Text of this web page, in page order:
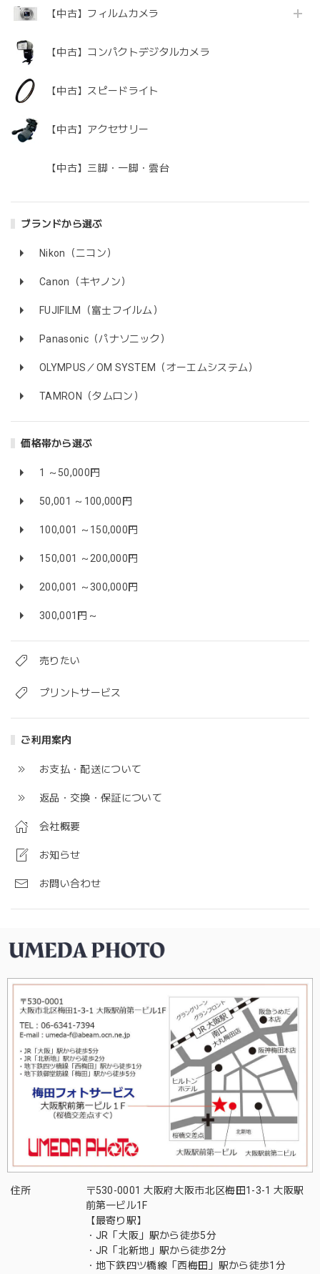
【中古】フィルムカメラ
【中古】コンパクトデジタルカメラ
【中古】スピードライト
【中古】アクセサリー
【中古】三脚・一脚・雲台
ブランドから選ぶ
Nikon（ニコン）
Canon（キヤノン）
FUJIFILM（富士フイルム）
Panasonic（パナソニック）
OLYMPUS／OM SYSTEM（オーエムシステム）
TAMRON（タムロン）
価格帯から選ぶ
1 ～50,000円
50,001 ～100,000円
100,001 ～150,000円
150,001 ～200,000円
200,001 ～300,000円
300,001円～
売りたい
プリントサービス
ご利用案内
お支払・配送について
返品・交換・保証について
会社概要
お知らせ
お問い合わせ
住所
〒530-0001 大阪府大阪市北区梅田1-3-1 大阪駅
前第一ビル1F
【最寄り駅】
・JR「大阪」駅から徒歩5分
・JR「北新地」駅から徒歩2分
・地下鉄四ツ橋線「西梅田」駅から徒歩1分